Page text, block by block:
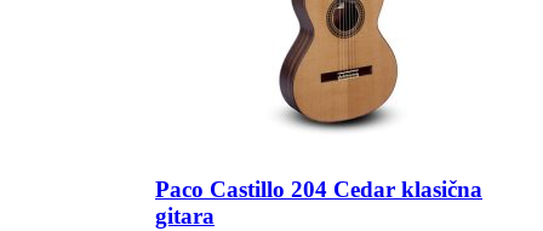
Paco Castillo 204 Cedar klasična
gitara